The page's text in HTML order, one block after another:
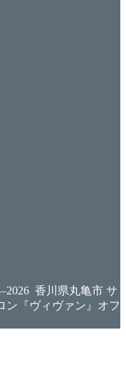
香川県丸亀市 サ
ン『ヴィヴァン』オフ